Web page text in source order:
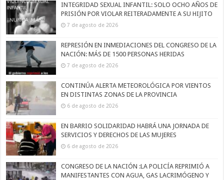
INTEGRIDAD SEXUAL INFANTIL: SOLO OCHO AÑOS DE
PRISIÓN POR VIOLAR REITERADAMENTE A SU HIJITO
7 de agosto de 2026
REPRESIÓN EN INMEDIACIONES DEL CONGRESO DE LA
NACIÓN: MÁS DE 1500 PERSONAS HERIDAS
7 de agosto de 2026
CONTINÚA ALERTA METEOROLÓGICA POR VIENTOS
EN DISTINTAS ZONAS DE LA PROVINCIA
6 de agosto de 2026
EN BARRIO SOLIDARIDAD HABRÁ UNA JORNADA DE
SERVICIOS Y DERECHOS DE LAS MUJERES
6 de agosto de 2026
CONGRESO DE LA NACIÓN :LA POLICÍA REPRIMIÓ A
MANIFESTANTES CON AGUA, GAS LACRIMÓGENO Y